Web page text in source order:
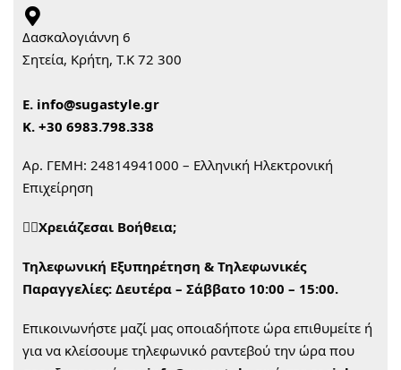
Δασκαλογιάννη 6
Σητεία, Κρήτη, Τ.Κ 72 300
Ε. info@sugastyle.gr
Κ. +30 6983.798.338
Αρ. ΓΕΜΗ: 24814941000 – Ελληνική Ηλεκτρονική
Επιχείρηση
🙋‍♀️Χρειάζεσαι Βοήθεια;
Τηλεφωνική Εξυπηρέτηση & Τηλεφωνικές
Παραγγελίες: Δευτέρα – Σάββατο 10:00 – 15:00.
Επικοινωνήστε μαζί μας οποιαδήποτε ώρα επιθυμείτε ή
για να κλείσουμε τηλεφωνικό ραντεβού την ώρα που